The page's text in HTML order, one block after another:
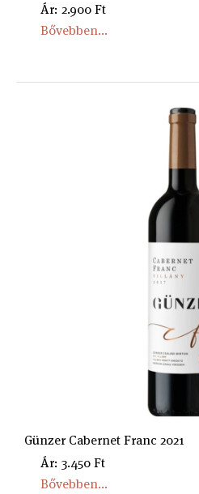
Ár: 2.900 Ft
Bővebben...
Günzer Cabernet Franc 2021
Ár: 3.450 Ft
Bővebben...